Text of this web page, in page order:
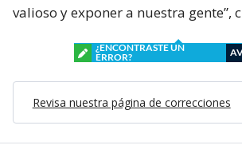
valioso y exponer a nuestra gente”,
¿ENCONTRASTE UN
ERROR?
Revisa nuestra página de correcciones